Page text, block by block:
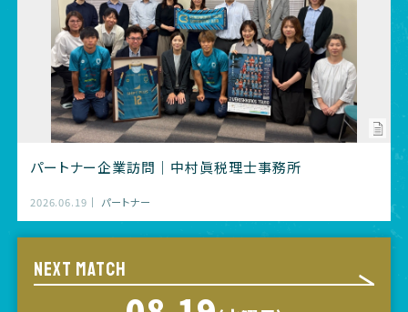
パートナー企業訪問｜中村眞税理士事務所
2026.06.19 パートナー
NEXT MATCH